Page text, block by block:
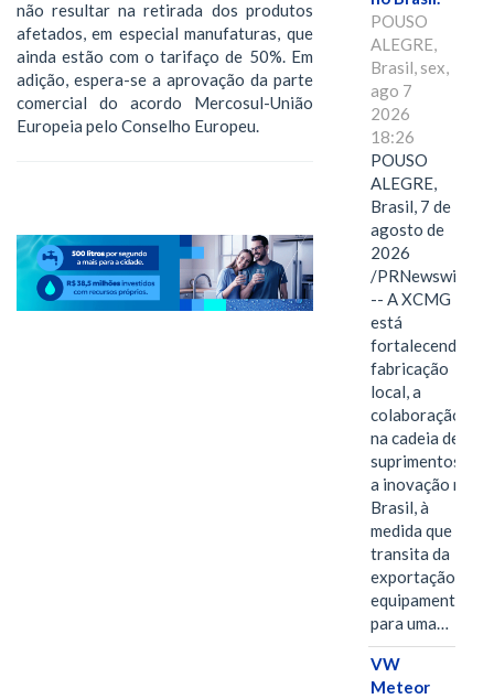
não resultar na retirada dos produtos
afetados, em especial manufaturas, que
ainda estão com o tarifaço de 50%. Em
adição, espera-se a aprovação da parte
comercial do acordo Mercosul-União
Europeia pelo Conselho Europeu.
POUSO
ALEGRE,
Brasil, sex,
ago 7
2026
18:26
POUSO
ALEGRE,
Brasil, 7 de
agosto de
2026
/PRNewswire/
-- A XCMG
está
fortalecendo a
fabricação
local, a
colaboração
na cadeia de
suprimentos e
a inovação no
Brasil, à
medida que
transita da
exportação de
equipamentos
para uma…
VW
Meteor